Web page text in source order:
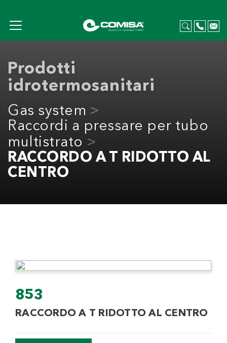
Prodotti
idrotermosanitari
Gas system
Raccordi a pressare per tubo
multistrato
RACCORDO A T RIDOTTO AL
CENTRO
853
RACCORDO A T RIDOTTO AL CENTRO